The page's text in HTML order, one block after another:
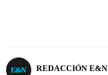
REDACCIÓN E&N